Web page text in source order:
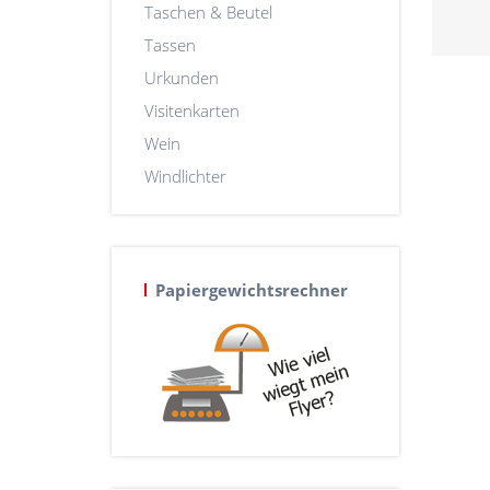
Taschen & Beutel
Tassen
Urkunden
Visitenkarten
Wein
Windlichter
Papiergewichtsrechner